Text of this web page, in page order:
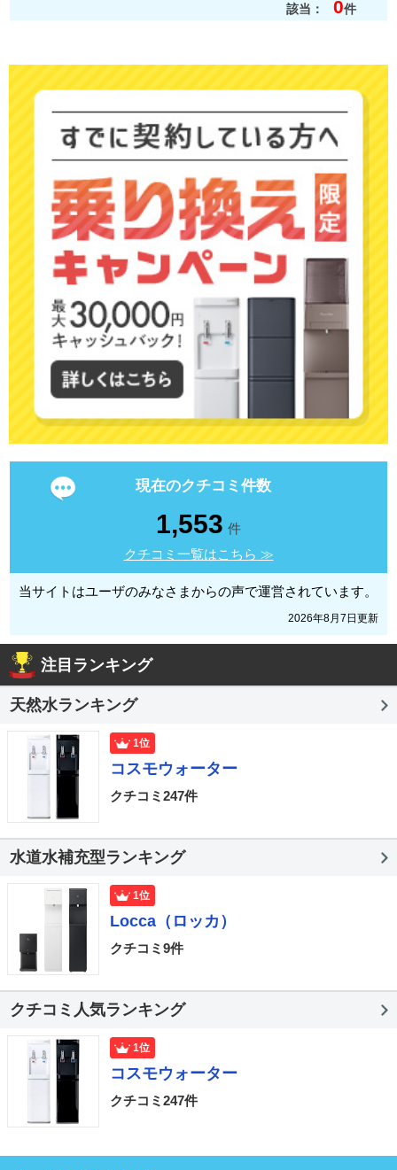
該当： 0件
現在のクチコミ件数
1,553 件
クチコミ一覧はこちら ≫
当サイトはユーザのみなさまからの声で運営されています。
2026年8月7日更新
注目ランキング
天然水ランキング
1位
コスモウォーター
クチコミ247件
水道水補充型ランキング
1位
Locca（ロッカ）
クチコミ9件
クチコミ人気ランキング
1位
コスモウォーター
クチコミ247件